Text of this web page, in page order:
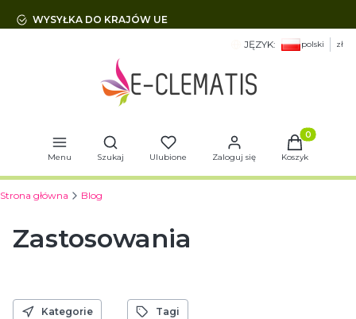
WYSYŁKA DO KRAJÓW UE
JĘZYK: polski zł
Menu
Otwórz wyszukiwarkę
Szukaj Ulubione Zaloguj się
Produkty
Koszyk
Strona główna Blog
Zastosowania
Kategorie Tagi